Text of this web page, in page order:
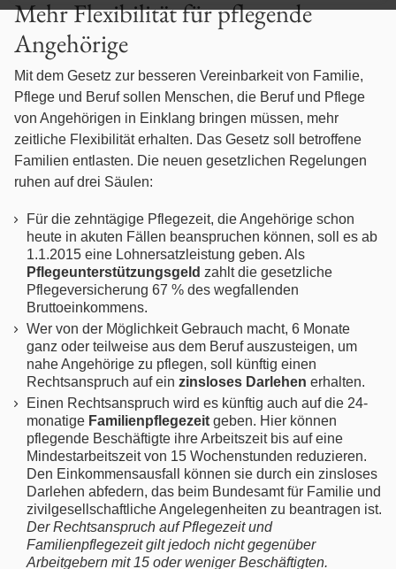
Baurecht
Betäubungsmittelstrafrecht
Erbrecht
Fahrerlaubnis- / Führerscheinrecht
Familienrecht
Gesellschaftsrecht
Gewerberaummietrecht
Handels- und Vertragsrecht
Immobilienrecht
Individualarbeitsrecht
Internationales Privatrecht
Internationales Wirtschaftsrecht
Mehr Flexibilität für pflegende
Angehörige
Mit dem Gesetz zur besseren Vereinbarkeit von Familie,
Pflege und Beruf sollen Menschen, die Beruf und Pflege
von Angehörigen in Einklang bringen müssen, mehr
zeitliche Flexibilität erhalten. Das Gesetz soll betroffene
Familien entlasten. Die neuen gesetzlichen Regelungen
ruhen auf drei Säulen:
Für die zehntägige Pflegezeit, die Angehörige schon
heute in akuten Fällen beanspruchen können, soll es ab
1.1.2015 eine Lohnersatzleistung geben. Als
Pflegeunterstützungsgeld zahlt die gesetzliche
Pflegeversicherung 67 % des wegfallenden
Bruttoeinkommens.
Wer von der Möglichkeit Gebrauch macht, 6 Monate
ganz oder teilweise aus dem Beruf auszusteigen, um
nahe Angehörige zu pflegen, soll künftig einen
Rechtsanspruch auf ein zinsloses Darlehen erhalten.
Einen Rechtsanspruch wird es künftig auch auf die 24-
monatige Familienpflegezeit geben. Hier können
pflegende Beschäftigte ihre Arbeitszeit bis auf eine
Mindestarbeitszeit von 15 Wochenstunden reduzieren.
Den Einkommensausfall können sie durch ein zinsloses
Darlehen abfedern, das beim Bundesamt für Familie und
zivilgesellschaftliche Angelegenheiten zu beantragen ist.
Der Rechtsanspruch auf Pflegezeit und
Familienpflegezeit gilt jedoch nicht gegenüber
Arbeitgebern mit 15 oder weniger Beschäftigten.